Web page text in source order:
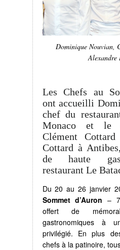
Dominique Nouvian,
Alexandre
Les Chefs au
ont accueilli
chef du
Monaco et le
Clément
Cottard à
de haute
restaurant Le
Du 20 au 26 janvier
Sommet d’Auron –
offert de
gastronomiques à
privilégié. En plus
chefs à la patinoire,